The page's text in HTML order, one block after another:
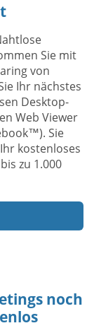
Sie mit
von
Ihr nächstes
Desktop-
Web Viewer
Sie
kostenloses
zu 1.000
noch